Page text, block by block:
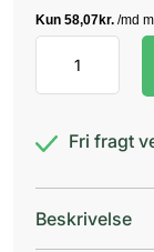
Beskyttelseskittel
XL
Fri fragt
Beskrivelse